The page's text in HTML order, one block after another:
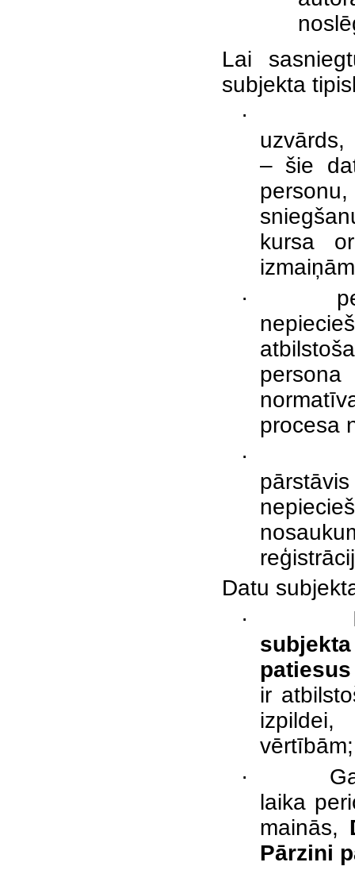
Lai
subjekta
·
uzvārds,
– šie
kursa
·
procesa
·
Datu
·
ir
vērtībām;
·
laika
mainās,
Pārzini